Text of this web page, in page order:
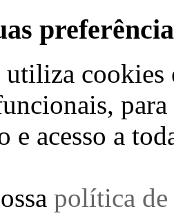
cookies
e acesso a
política de